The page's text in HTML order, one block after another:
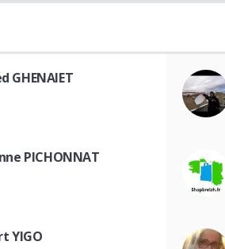
GHENAIET
PICHONNAT
YIGO